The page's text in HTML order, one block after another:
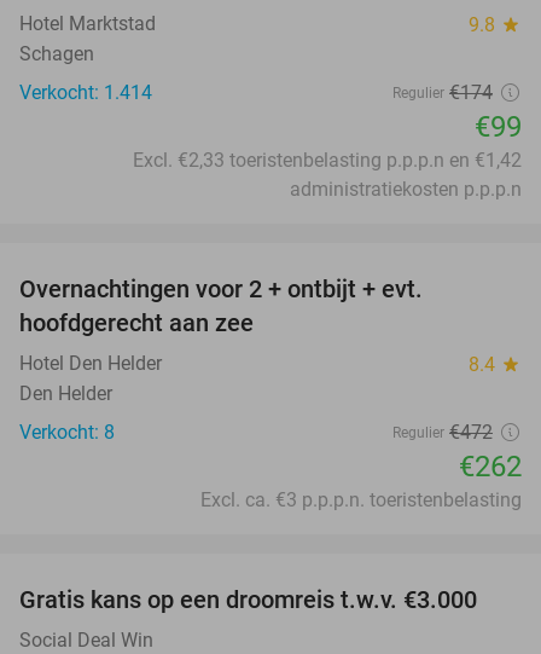
Hotel Marktstad 9.8 star
Schagen
Verkocht: 1.414
Regulier €174
€99
Excl. €2,33 toeristenbelasting p.p.p.n en €1,42
administratiekosten p.p.p.n
Overnachtingen voor 2 + ontbijt + evt.
hoofdgerecht aan zee
Hotel Den Helder 8.4 star
Den Helder
Verkocht: 8
Regulier €472
€262
Excl. ca. €3 p.p.p.n. toeristenbelasting
Gratis kans op een droomreis t.w.v. €3.000
Social Deal Win